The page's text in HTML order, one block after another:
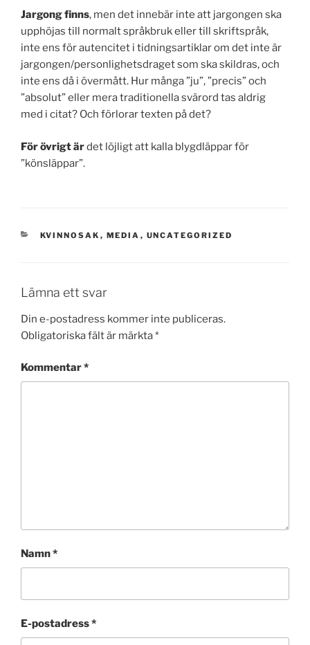
Jargong finns, men det innebär inte att jargongen ska
upphöjas till normalt språkbruk eller till skriftspråk,
inte ens för autencitet i tidningsartiklar om det inte är
jargongen/personlighetsdraget som ska skildras, och
inte ens då i övermått. Hur många ”ju”, ”precis” och
”absolut” eller mera traditionella svärord tas aldrig
med i citat? Och förlorar texten på det?
För övrigt ärdet löjligt att kalla blygdläppar för
”könsläppar”.
KATEGORIER
KVINNOSAK , MEDIA , UNCATEGORIZED
Lämna ett svar
Din e-postadress kommer inte publiceras.
Obligatoriska fält är märkta*
Kommentar*
Namn*
E-postadress*